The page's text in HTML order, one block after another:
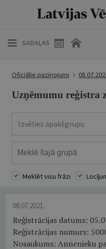
SADAĻAS
Oficiālie paziņojumi
Uzņēmumu reģistra
Izvēlies apakšgrupu
Meklēt visu frāzi
08.07.2021.
Reģistrācijas datums:
Reģistrācijas numurs:
Nosaukums: Annenieku